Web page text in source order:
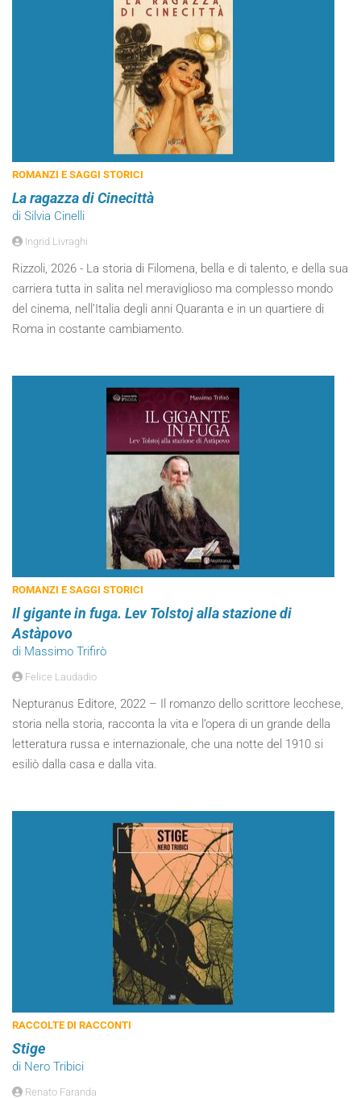
ROMANZI E SAGGI STORICI
La ragazza di Cinecittà
di Silvia Cinelli
Ingrid Livraghi
Rizzoli, 2026 - La storia di Filomena, bella e di talento, e della sua
carriera tutta in salita nel meraviglioso ma complesso mondo
del cinema, nell’Italia degli anni Quaranta e in un quartiere di
Roma in costante cambiamento.
ROMANZI E SAGGI STORICI
Il gigante in fuga. Lev Tolstoj alla stazione di
Astàpovo
di Massimo Trifirò
Felice Laudadio
Nepturanus Editore, 2022 – Il romanzo dello scrittore lecchese,
storia nella storia, racconta la vita e l’opera di un grande della
letteratura russa e internazionale, che una notte del 1910 si
esiliò dalla casa e dalla vita.
RACCOLTE DI RACCONTI
Stige
di Nero Tribici
Renato Faranda